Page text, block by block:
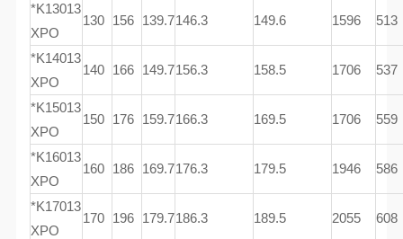
*K13013
XPO
130 156 139.7146.3 149.6 1596 513
*K14013
XPO
140 166 149.7156.3 158.5 1706 537
*K15013
XPO
150 176 159.7166.3 169.5 1706 559
*K16013
XPO
160 186 169.7176.3 179.5 1946 586
*K17013
XPO
170 196 179.7186.3 189.5 2055 608